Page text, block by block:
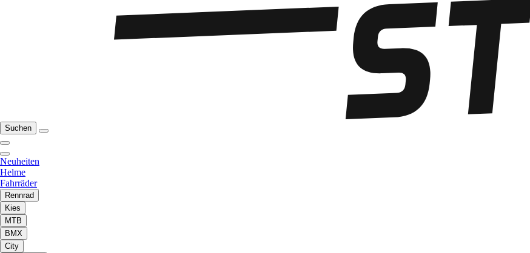
Suchen
Neuheiten
Helme
Fahrräder
Rennrad
Kies
MTB
BMX
City